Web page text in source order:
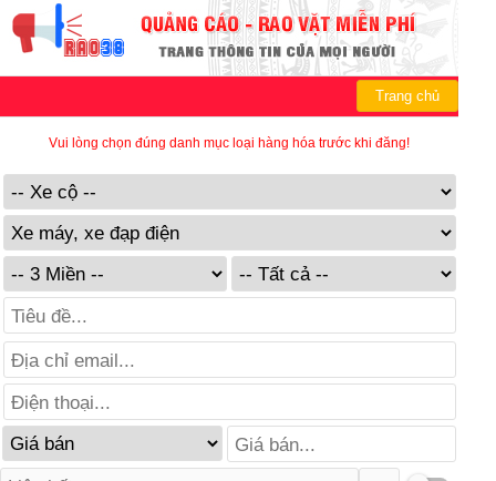
Trang chủ
Vui lòng chọn đúng danh mục loại hàng hóa trước khi đăng!